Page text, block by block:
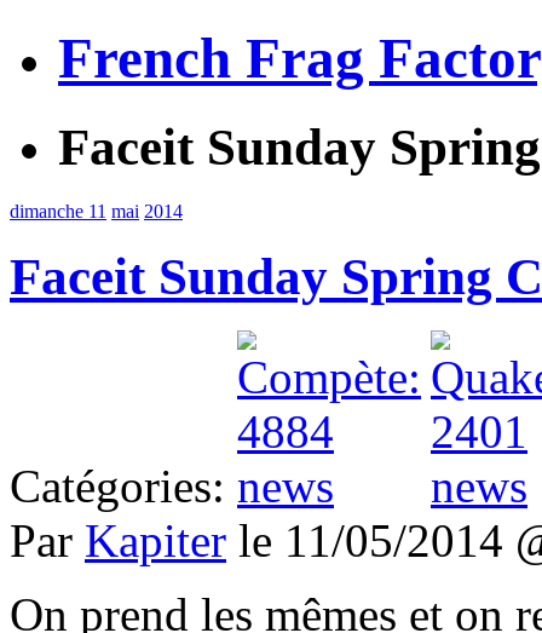
French Frag
Faceit Sunday
dimanche 11 mai 2014
Faceit Sunday Spring
Catégories:
Par Kapiter le 11/05/2014
On prend les mêmes et on